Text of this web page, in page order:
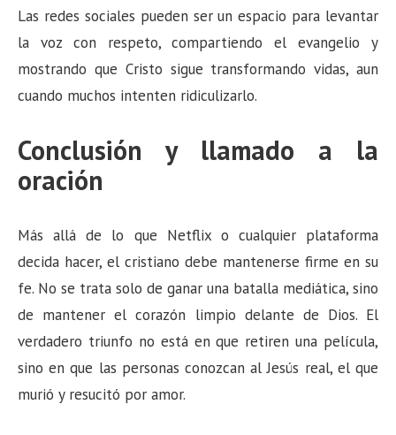
Las redes sociales pueden ser un espacio para levantar
la voz con respeto, compartiendo el evangelio y
mostrando que Cristo sigue transformando vidas, aun
cuando muchos intenten ridiculizarlo.
Conclusión y llamado a la
oración
Más allá de lo que Netflix o cualquier plataforma
decida hacer, el cristiano debe mantenerse firme en su
fe. No se trata solo de ganar una batalla mediática, sino
de mantener el corazón limpio delante de Dios. El
verdadero triunfo no está en que retiren una película,
sino en que las personas conozcan al Jesús real, el que
murió y resucitó por amor.